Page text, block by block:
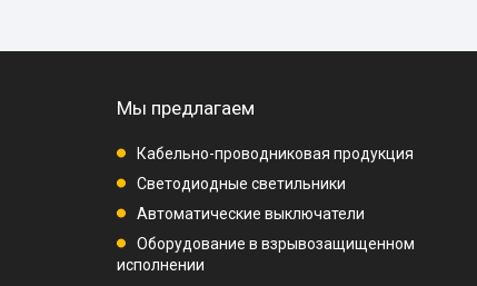
Мы предлагаем
Кабельно-проводниковая продукция
Светодиодные светильники
Автоматические выключатели
Оборудование в взрывозащищенном
исполнении